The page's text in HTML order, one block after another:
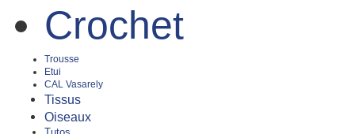
Crochet
Trousse
Etui
CAL Vasarely
Tissus
Oiseaux